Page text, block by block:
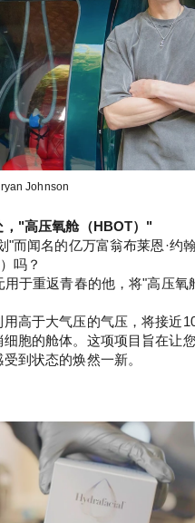
Johnson
，"高压氧舱（HBOT）"
"而闻名的亿万富翁布莱恩·约
吗？
用于重返青春的他，将"高压氧
高于大气压的气压，将接近
细胞的舱体。这项项目旨在让
到状态的焕然一新。